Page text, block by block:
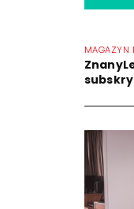
MAGAZYN